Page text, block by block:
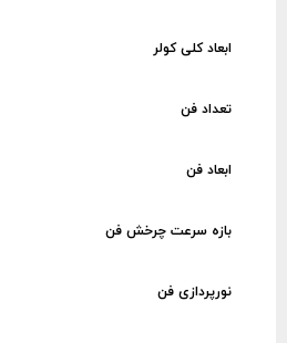
ابعاد کلی کولر
تعداد فن
ابعاد فن
بازه سرعت چرخش فن
نورپردازی فن